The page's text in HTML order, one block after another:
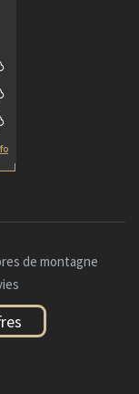
de montagne